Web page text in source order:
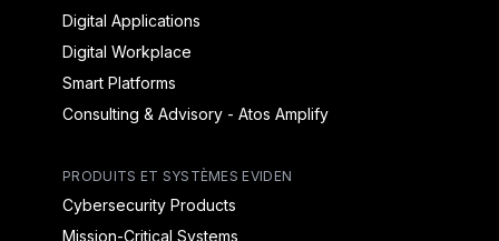
Digital Applications
Digital Workplace
Smart Platforms
Consulting & Advisory - Atos Amplify
PRODUITS ET SYSTÈMES EVIDEN
Cybersecurity Products
Mission-Critical Systems